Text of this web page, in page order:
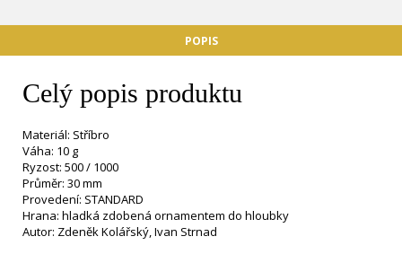
POPIS
Celý popis produktu
Materiál: Stříbro
Váha: 10 g
Ryzost: 500 / 1000
Průměr: 30 mm
Provedení: STANDARD
Hrana: hladká zdobená ornamentem do hloubky
Autor: Zdeněk Kolářský, Ivan Strnad